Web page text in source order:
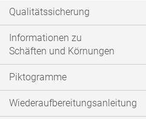
Qualitätssicherung
Informationen zu
Schäften und Körnungen
Piktogramme
Wiederaufbereitungsanleitung